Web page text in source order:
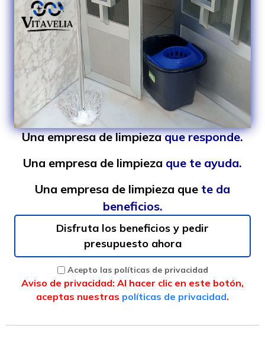
Una empresa de limpiezaque responde.
Una empresa de limpieza que te ayuda.
Una empresa de limpieza que te da
beneficios.
Disfruta los beneficios y pedir
presupuesto ahora
Acepto las políticas de privacidad
Aviso de privacidad: Al hacer clic en este botón,
aceptas nuestras políticas de privacidad.